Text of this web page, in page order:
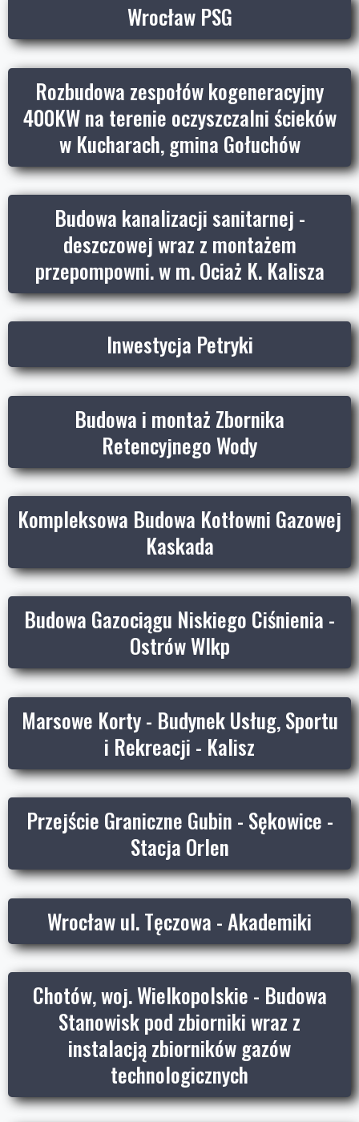
Wrocław PSG
Rozbudowa zespołów kogeneracyjny
400KW na terenie oczyszczalni ścieków
w Kucharach, gmina Gołuchów
Budowa kanalizacji sanitarnej -
deszczowej wraz z montażem
przepompowni. w m. Ociaż K. Kalisza
Inwestycja Petryki
Budowa i montaż Zbornika
Retencyjnego Wody
Kompleksowa Budowa Kotłowni Gazowej
Kaskada
Budowa Gazociągu Niskiego Ciśnienia -
Ostrów Wlkp
Marsowe Korty - Budynek Usług, Sportu
i Rekreacji - Kalisz
Przejście Graniczne Gubin - Sękowice -
Stacja Orlen
Wrocław ul. Tęczowa - Akademiki
Chotów, woj. Wielkopolskie - Budowa
Stanowisk pod zbiorniki wraz z
instalacją zbiorników gazów
technologicznych